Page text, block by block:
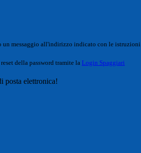
un messaggio all'indirizzo indicato con le istruzioni
della password tramite la Login Spaggiari
posta elettronica!